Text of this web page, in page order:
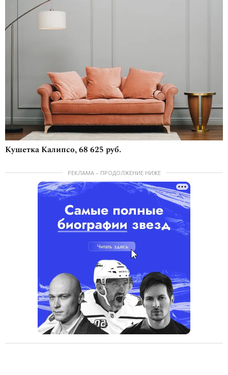
Кушетка Калипсо, 68 625 руб.
РЕКЛАМА – ПРОДОЛЖЕНИЕ НИЖЕ